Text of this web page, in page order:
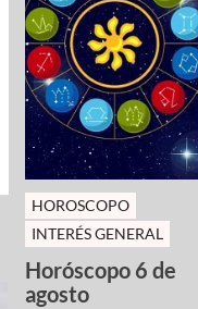
HOROSCOPO
INTERÉS GENERAL
Horóscopo 6 de
agosto